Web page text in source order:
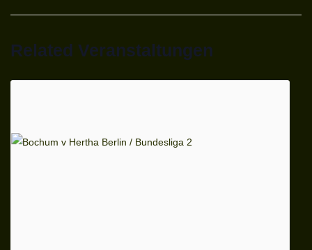
Related Veranstaltungen